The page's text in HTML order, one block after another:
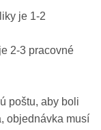
je 1-2
2-3 pracovné
poštu, aby boli
objednávka musí